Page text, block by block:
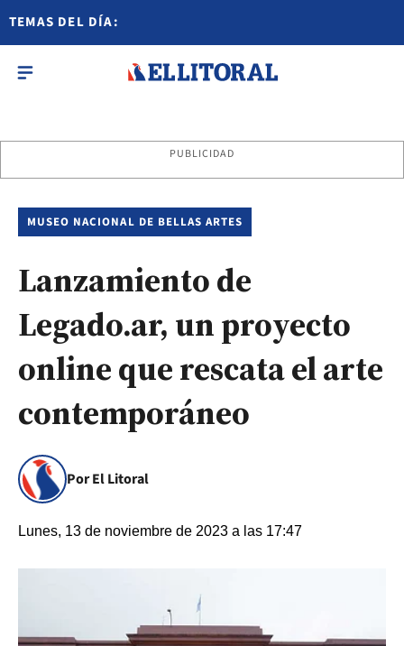
TEMAS DEL DÍA:
PUBLICIDAD
MUSEO NACIONAL DE BELLAS ARTES
Lanzamiento de
Legado.ar, un proyecto
online que rescata el arte
contemporáneo
Por El Litoral
Lunes, 13 de noviembre de 2023 a las 17:47